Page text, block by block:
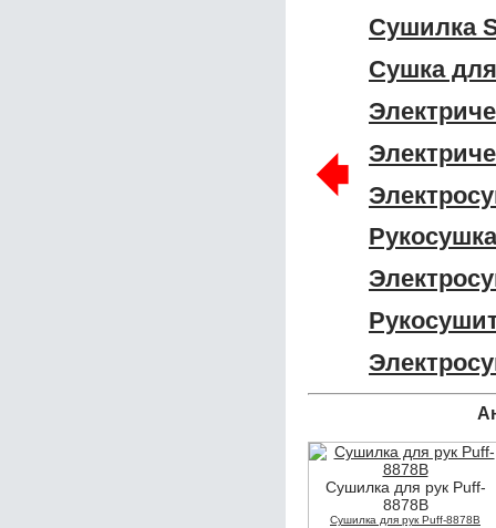
Сушилка
Сушка
🠸
Сушилка для рук Puff-
8878B
Сушилка для рук Puff-8878B